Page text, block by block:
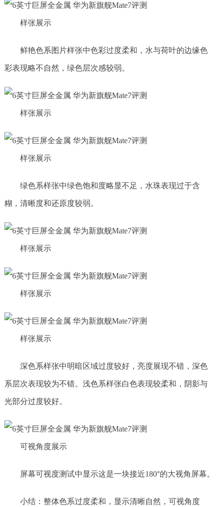
样张展示
鲜艳色系图片样张中色彩过度柔和，水与荷叶的边缘色
彩表现略不自然，绿色层次感较弱。
样张展示
样张展示
绿色系样张中绿色饱和度略显不足，水珠表现过于含
糊，清晰度和还原度较弱。
样张展示
样张展示
样张展示
深色系样张中明暗区域过度较好，亮度展现不错，深色
系层次表现较为不错。浅色系样张白色表现较柔和，阴影与
光部分过度较好。
可视角度展示
屏幕可视度测试中显示这是一块接近180°的大视角屏幕。
小结：整体色系过度柔和，显示清晰自然，可视角度